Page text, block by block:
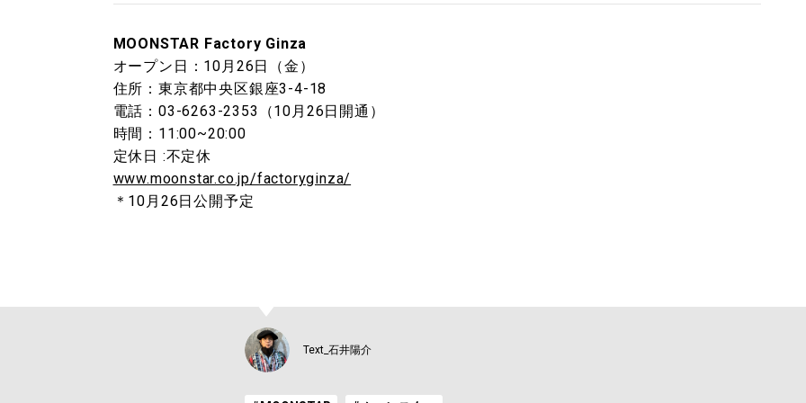
MOONSTAR Factory Ginza
オープン日：10月26日（金）
住所：東京都中央区銀座3-4-18
電話：03-6263-2353（10月26日開通）
時間：11:00~20:00
定休日 :不定休
www.moonstar.co.jp/factoryginza/
＊10月26日公開予定
Text_石井陽介